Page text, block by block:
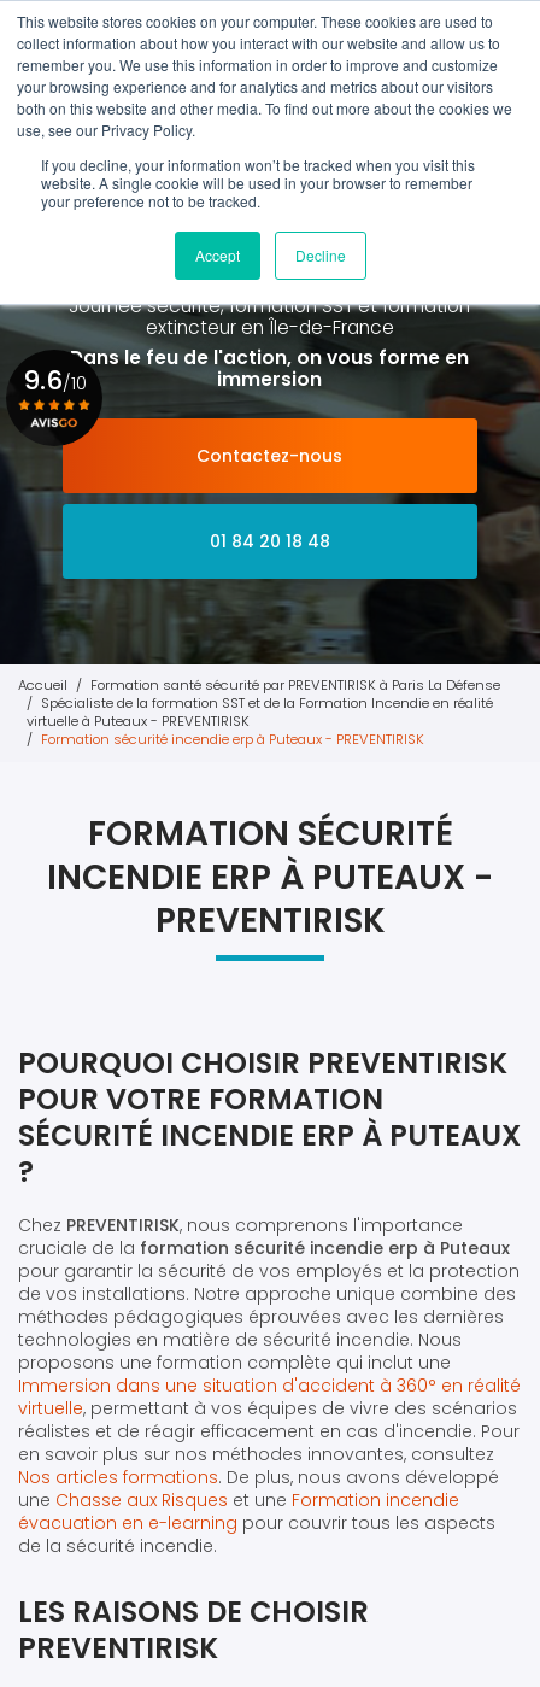
This website stores cookies on your computer. These cookies are used to
collect information about how you interact with our website and allow us to
remember you. We use this information in order to improve and customize
your browsing experience and for analytics and metrics about our visitors
both on this website and other media. To find out more about the cookies we
use, see our Privacy Policy.
If you decline, your information won’t be tracked when you visit this
website. A single cookie will be used in your browser to remember
your preference not to be tracked.
Accept Decline
Aller
au
contenu
principal
01 84 20 18 48
Spécialiste de la formation SST et
de la Formation Incendie
à Paris La Défense depuis 2015
Journée sécurité, formation SST et formation
extincteuren Île-de-France
Dans le feu de l'action, on vous forme en
immersion
Contactez-nous
01 84 20 18 48
9.6/10
Voir le certificat
Accueil
Formation santé sécurité par PREVENTIRISK à Paris La Défense
Spécialiste de la formation SST et de la Formation Incendie en réalité
virtuelle à Puteaux - PREVENTIRISK
Formation sécurité incendie erp à Puteaux - PREVENTIRISK
FORMATION SÉCURITÉ
INCENDIE ERP À PUTEAUX -
PREVENTIRISK
POURQUOI CHOISIR PREVENTIRISK
POUR VOTRE FORMATION
SÉCURITÉ INCENDIE ERP À PUTEAUX
?
Chez PREVENTIRISK, nous comprenons l'importance
cruciale de la formation sécurité incendie erp à Puteaux
pour garantir la sécurité de vos employés et la protection
de vos installations. Notre approche unique combine des
méthodes pédagogiques éprouvées avec les dernières
technologies en matière de sécurité incendie. Nous
proposons une formation complète qui inclut une
Immersion dans une situation d'accident à 360° en réalité
virtuelle, permettant à vos équipes de vivre des scénarios
réalistes et de réagir efficacement en cas d'incendie. Pour
en savoir plus sur nos méthodes innovantes, consultez
Nos articles formations. De plus, nous avons développé
une Chasse aux Risques et une Formation incendie
évacuation en e-learning pour couvrir tous les aspects
de la sécurité incendie.
LES RAISONS DE CHOISIR
PREVENTIRISK